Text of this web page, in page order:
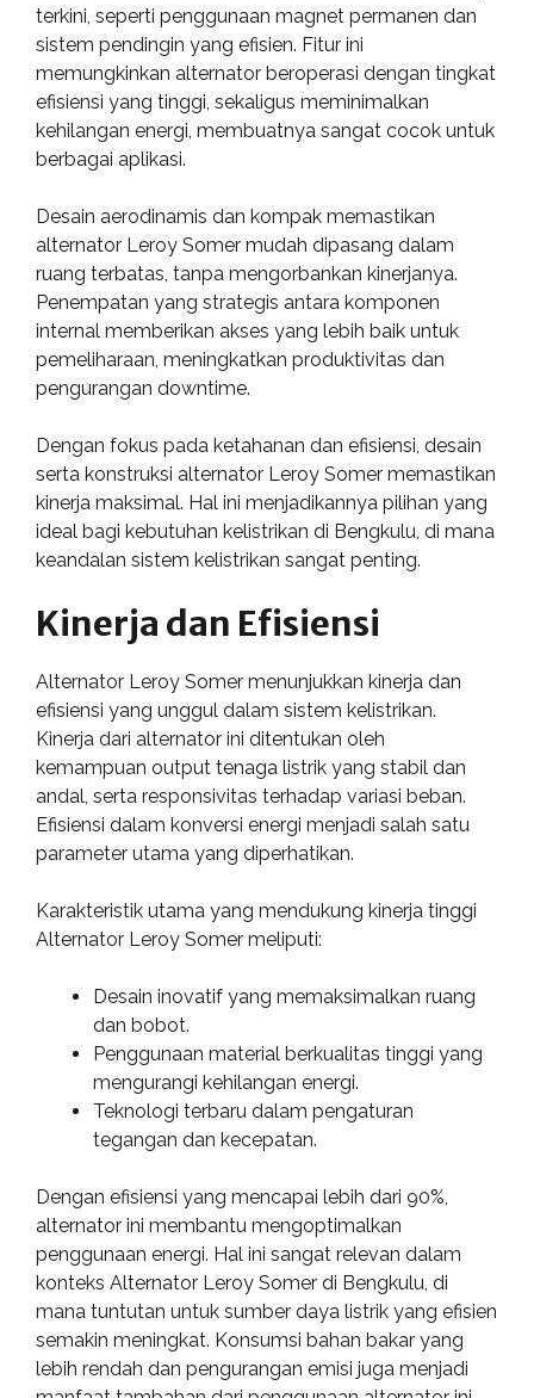
terkini, seperti penggunaan magnet permanen dan
sistem pendingin yang efisien. Fitur ini
memungkinkan alternator beroperasi dengan tingkat
efisiensi yang tinggi, sekaligus meminimalkan
kehilangan energi, membuatnya sangat cocok untuk
berbagai aplikasi.
Desain aerodinamis dan kompak memastikan
alternator Leroy Somer mudah dipasang dalam
ruang terbatas, tanpa mengorbankan kinerjanya.
Penempatan yang strategis antara komponen
internal memberikan akses yang lebih baik untuk
pemeliharaan, meningkatkan produktivitas dan
pengurangan downtime.
Dengan fokus pada ketahanan dan efisiensi, desain
serta konstruksi alternator Leroy Somer memastikan
kinerja maksimal. Hal ini menjadikannya pilihan yang
ideal bagi kebutuhan kelistrikan di Bengkulu, di mana
keandalan sistem kelistrikan sangat penting.
Kinerja dan Efisiensi
Alternator Leroy Somer menunjukkan kinerja dan
efisiensi yang unggul dalam sistem kelistrikan.
Kinerja dari alternator ini ditentukan oleh
kemampuan output tenaga listrik yang stabil dan
andal, serta responsivitas terhadap variasi beban.
Efisiensi dalam konversi energi menjadi salah satu
parameter utama yang diperhatikan.
Karakteristik utama yang mendukung kinerja tinggi
Alternator Leroy Somer meliputi:
Desain inovatif yang memaksimalkan ruang
dan bobot.
Penggunaan material berkualitas tinggi yang
mengurangi kehilangan energi.
Teknologi terbaru dalam pengaturan
tegangan dan kecepatan.
Dengan efisiensi yang mencapai lebih dari 90%,
alternator ini membantu mengoptimalkan
penggunaan energi. Hal ini sangat relevan dalam
konteks Alternator Leroy Somer di Bengkulu, di
mana tuntutan untuk sumber daya listrik yang efisien
semakin meningkat. Konsumsi bahan bakar yang
lebih rendah dan pengurangan emisi juga menjadi